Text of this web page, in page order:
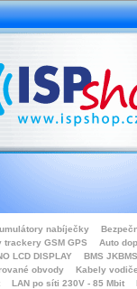
nabíječky
trackery GSM GPS
Auto
LCD DISPLAY
BMS
obvody
Kabely
LAN po síti 230V - 85 Mbit